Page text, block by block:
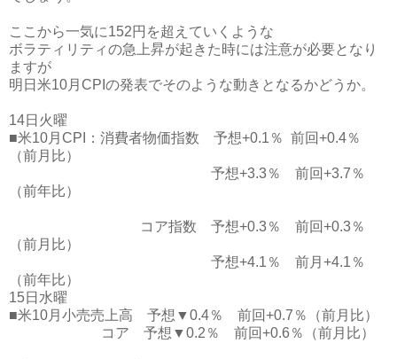
ここから一気に152円を超えていくような
ボラティリティの急上昇が起きた時には注意が必要となり
ますが
明日米10月CPIの発表でそのような動きとなるかどうか。
14日火曜
■米10月CPI：消費者物価指数 予想+0.1％ 前回+0.4％
（前月比）
予想+3.3％ 前回+3.7％
（前年比）
コア指数 予想+0.3％ 前回+0.3％
（前月比）
予想+4.1％ 前月+4.1％
（前年比）
15日水曜
■米10月小売売上高 予想▼0.4％ 前回+0.7％（前月比）
コア 予想▼0.2％ 前回+0.6％（前月比）